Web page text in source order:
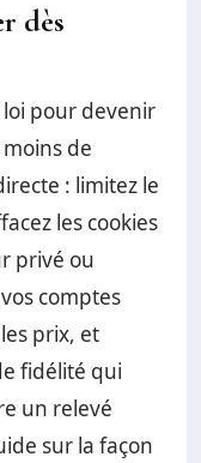
dès
pour devenir
de
: limitez le
les cookies
privé ou
comptes
prix, et
fidélité qui
un relevé
sur la façon